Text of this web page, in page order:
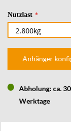
Nutzlast
Anhänger
Abholung: ca. 30
Werktage